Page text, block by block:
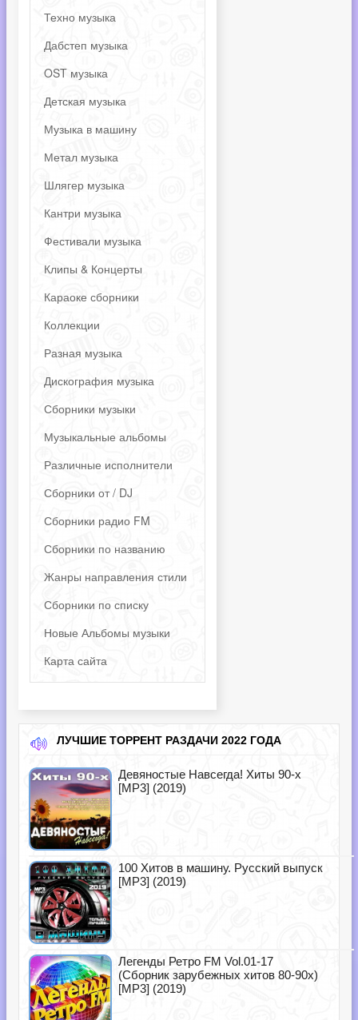
Техно музыка
Дабстеп музыка
OST музыка
Детская музыка
Музыка в машину
Метал музыка
Шлягер музыка
Кантри музыка
Фестивали музыка
Клипы & Концерты
Караоке сборники
Коллекции
Разная музыка
Дискография музыка
Сборники музыки
Музыкальные альбомы
Различные исполнители
Сборники от / DJ
Сборники радио FM
Сборники по названию
Жанры направления стили
Сборники по списку
Новые Альбомы музыки
Карта сайта
ЛУЧШИЕ ТОРРЕНТ РАЗДАЧИ 2022 ГОДА
Девяностые Навсегда! Хиты 90-х
[MP3] (2019)
100 Хитов в машину. Русский выпуск
[MP3] (2019)
Легенды Ретро FM Vol.01-17
(Сборник зарубежных хитов 80-90х)
[MP3] (2019)